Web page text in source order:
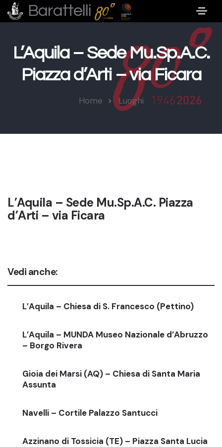
Barattelli
L’Aquila – Sede Mu.Sp.A.C.
Piazza d’Arti – via Ficara
Home Luoghi
L’Aquila – Sede Mu.Sp.A.C. Piazza
d’Arti – via Ficara
Vedi anche:
L’Aquila – Chiesa di S. Francesco (Pettino)
L’Aquila – MUNDA Museo Nazionale d’Abruzzo
– Borgo Rivera
Gioia dei Marsi (AQ) – Chiesa di Santa Maria
Assunta
Navelli – Cortile Palazzo Santucci
Azzinano di Tossicia (TE) – Piazza Santa Lucia